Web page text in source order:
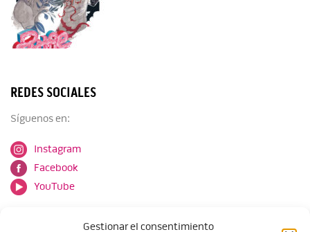
Gestionar el consentimiento
REDES SOCIALES
Síguenos en:
Instagram
Facebook
YouTube